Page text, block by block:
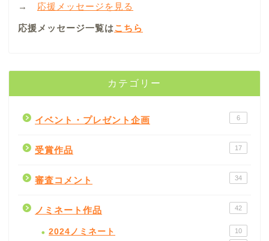
→ 応援メッセージを見る
応援メッセージ一覧はこちら
カテゴリー
イベント・プレゼント企画 6
受賞作品 17
審査コメント 34
ノミネート作品 42
2024ノミネート 10